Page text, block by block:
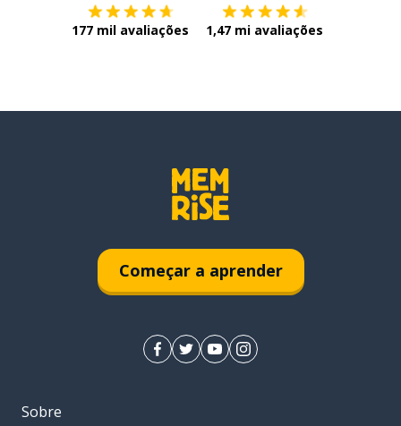
177 mil avaliações 1,47 mi avaliações
Começar a aprender
Sobre